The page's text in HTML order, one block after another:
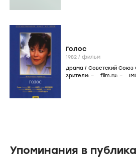
Голос
1982 / фильм
драма / Советский Союз
зрители: – film.ru: –
Упоминания в